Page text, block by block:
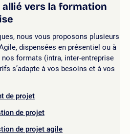
allié vers la formation
nous vous proposons plusieurs
dispensées en présentiel ou à
formats (intra, inter-entreprise
s’adapte à vos besoins et à vos
de projet
de projet
de projet agile